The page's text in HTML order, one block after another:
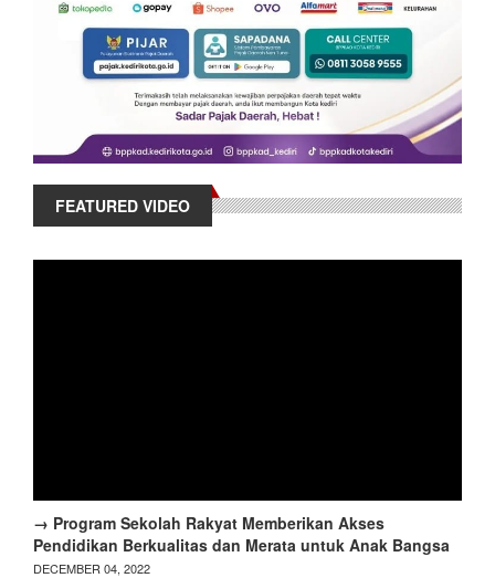
FEATURED VIDEO
→ Program Sekolah Rakyat Memberikan Akses
Pendidikan Berkualitas dan Merata untuk Anak Bangsa
DECEMBER 04, 2022